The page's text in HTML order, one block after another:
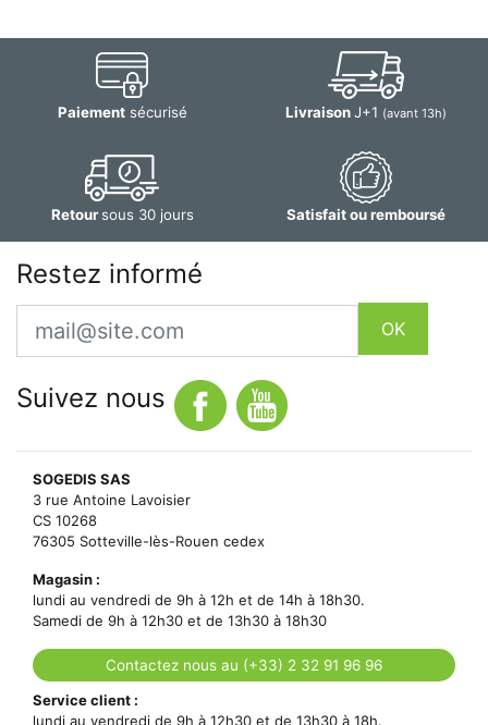
Paiementsécurisé LivraisonJ+1 (avant 13h)
Retoursous 30 jours Satisfait ou remboursé
Restez informé
Email
OK
Suivez nous
SOGEDIS SAS
3 rue Antoine Lavoisier
CS 10268
76305 Sotteville-lès-Rouen cedex
Magasin :
lundi au vendredi de 9h à 12h et de 14h à 18h30.
Samedi de 9h à 12h30 et de 13h30 à 18h30
Contactez nous au (+33) 2 32 91 96 96
Service client :
lundi au vendredi de 9h à 12h30 et de 13h30 à 18h.